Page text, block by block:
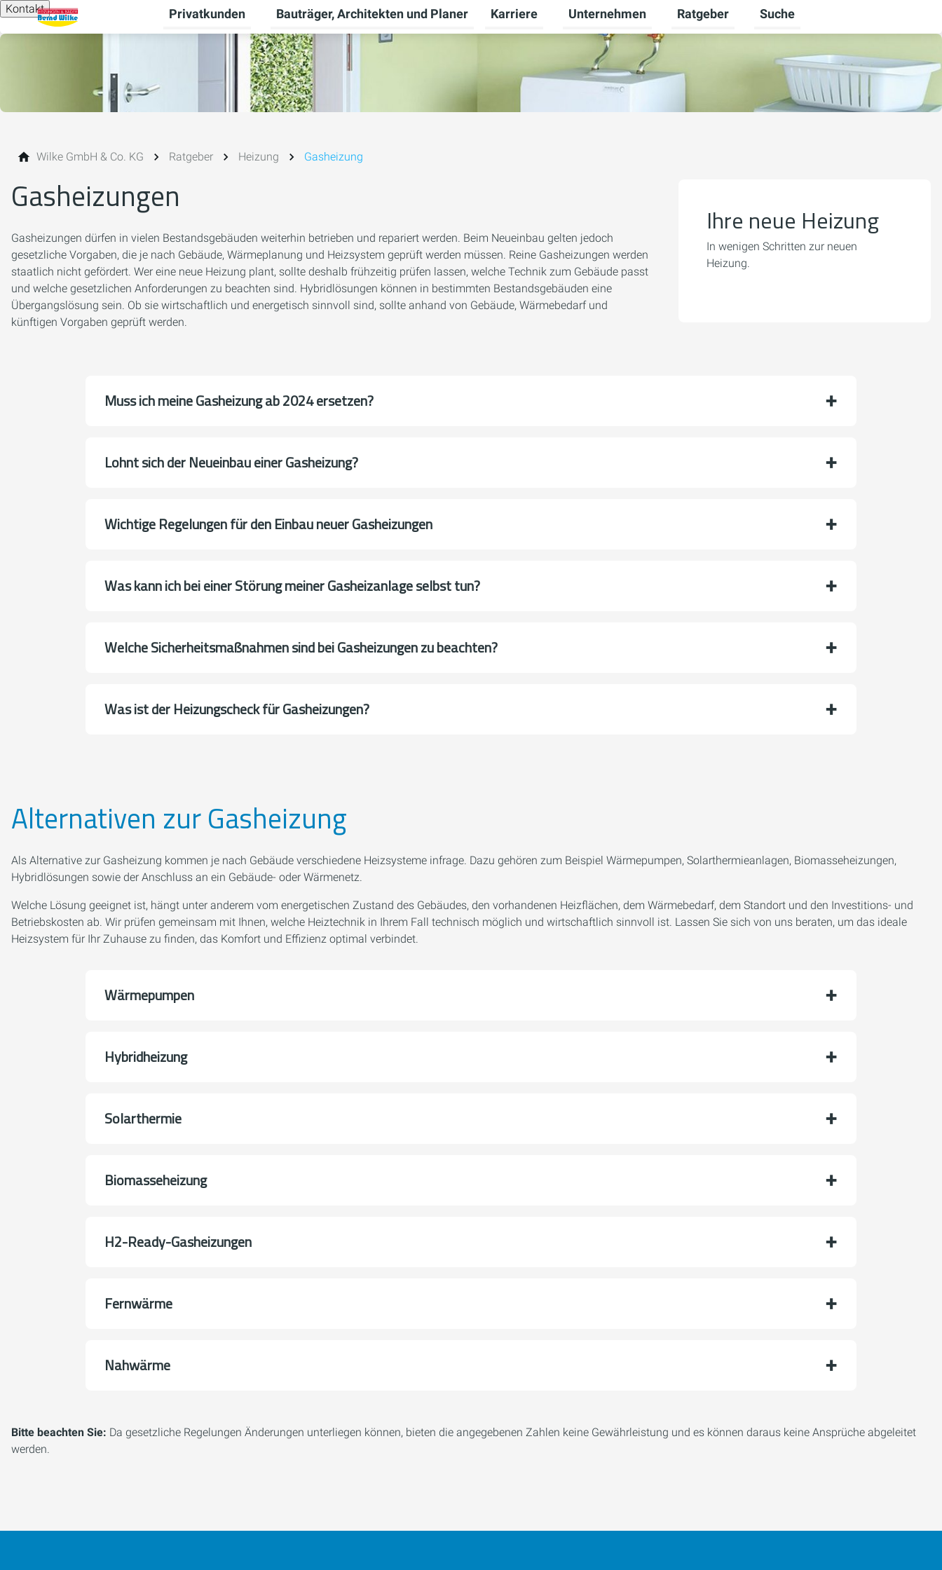
Kontakt Privatkunden
Untermenü für Privatkunden umschalten
Bauträger, Architekten und Planer Karriere
Untermenü für Karriere umschalten
Unternehmen
Untermenü für Unternehmen umschalten
Ratgeber
Untermenü für Ratgeber
Suche
Wilke GmbH & Co. KG Ratgeber Heizung Gasheizung
Gasheizungen
Gasheizungen dürfen in vielen Bestandsgebäuden weiterhin betrieben und repariert werden. Beim Neueinbau gelten jedoch
gesetzliche Vorgaben, die je nach Gebäude, Wärmeplanung und Heizsystem geprüft werden müssen. Reine Gasheizungen werden
staatlich nicht gefördert. Wer eine neue Heizung plant, sollte deshalb frühzeitig prüfen lassen, welche Technik zum Gebäude passt
und welche gesetzlichen Anforderungen zu beachten sind. Hybridlösungen können in bestimmten Bestandsgebäuden eine
Übergangslösung sein. Ob sie wirtschaftlich und energetisch sinnvoll sind, sollte anhand von Gebäude, Wärmebedarf und
künftigen Vorgaben geprüft werden.
Ihre neue Heizung
In wenigen Schritten zur neuen
Heizung.
Muss ich meine Gasheizung ab 2024 ersetzen?
Lohnt sich der Neueinbau einer Gasheizung?
Wichtige Regelungen für den Einbau neuer Gasheizungen
Was kann ich bei einer Störung meiner Gasheizanlage selbst tun?
Welche Sicherheitsmaßnahmen sind bei Gasheizungen zu beachten?
Was ist der Heizungscheck für Gasheizungen?
Alternativen zur Gasheizung
Als Alternative zur Gasheizung kommen je nach Gebäude verschiedene Heizsysteme infrage. Dazu gehören zum Beispiel Wärmepumpen, Solarthermieanlagen, Biomasseheizungen,
Hybridlösungen sowie der Anschluss an ein Gebäude- oder Wärmenetz.
Welche Lösung geeignet ist, hängt unter anderem vom energetischen Zustand des Gebäudes, den vorhandenen Heizflächen, dem Wärmebedarf, dem Standort und den Investitions- und
Betriebskosten ab. Wir prüfen gemeinsam mit Ihnen, welche Heiztechnik in Ihrem Fall technisch möglich und wirtschaftlich sinnvoll ist. Lassen Sie sich von uns beraten, um das ideale
Heizsystem für Ihr Zuhause zu finden, das Komfort und Effizienz optimal verbindet.
Wärmepumpen
Hybridheizung
Solarthermie
Biomasseheizung
H2-Ready-Gasheizungen
Fernwärme
Nahwärme
Bitte beachten Sie: Da gesetzliche Regelungen Änderungen unterliegen können, bieten die angegebenen Zahlen keine Gewährleistung und es können daraus keine Ansprüche abgeleitet
werden.